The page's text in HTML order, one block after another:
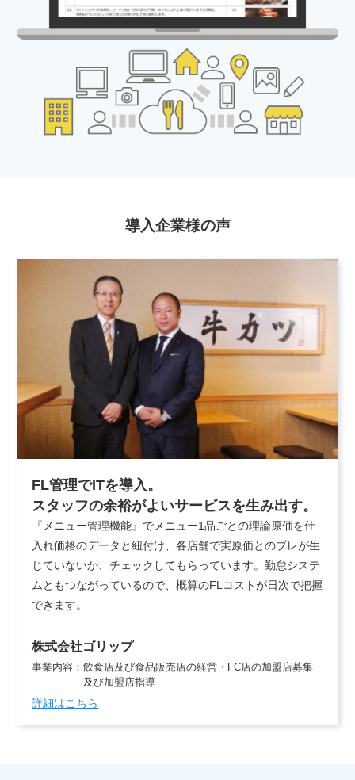
導入企業様の声
FL管理でITを導入。
スタッフの余裕がよいサービスを生み出す。
『メニュー管理機能』でメニュー1品ごとの理論原価を仕
入れ価格のデータと紐付け、各店舗で実原価とのブレが生
じていないか、チェックしてもらっています。勤怠システ
ムともつながっているので、概算のFLコストが日次で把握
できます。
株式会社ゴリップ
事業内容：飲食店及び食品販売店の経営・FC店の加盟店募集
及び加盟店指導
詳細はこちら